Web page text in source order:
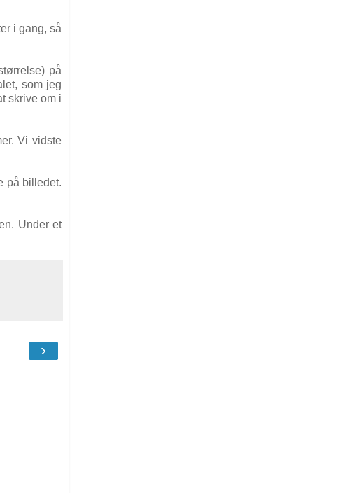
i gang, så
på
som jeg
skrive om i
Vi vidste
på billedet.
Under et
›